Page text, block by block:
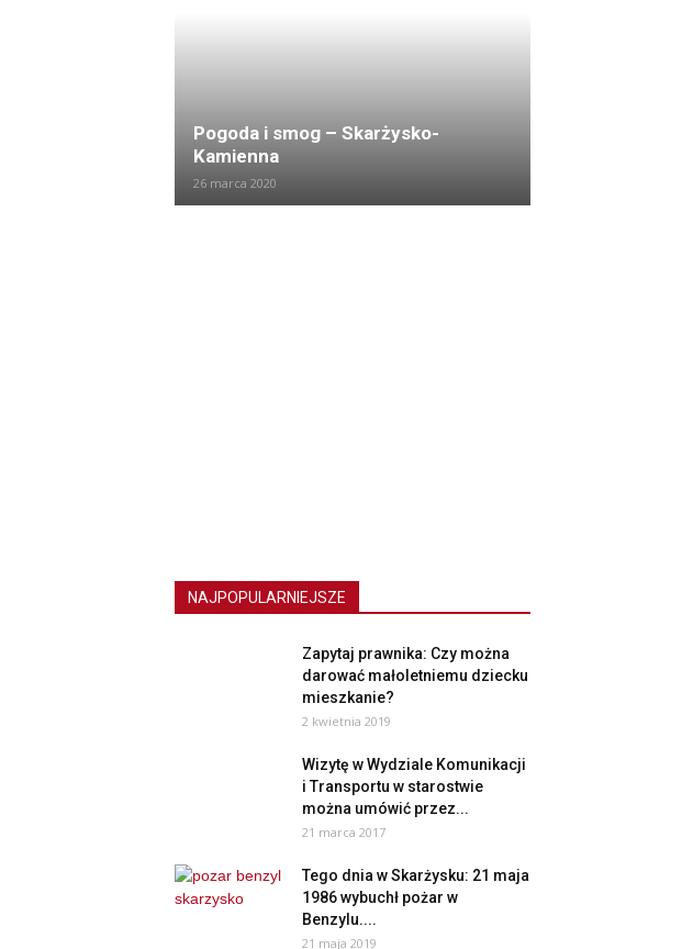
Pogoda i smog – Skarżysko-
Kamienna
26 marca 2020
NAJPOPULARNIEJSZE
Zapytaj prawnika: Czy można
darować małoletniemu dziecku
mieszkanie?
2 kwietnia 2019
Wizytę w Wydziale Komunikacji
i Transportu w starostwie
można umówić przez...
21 marca 2017
Tego dnia w Skarżysku: 21 maja
1986 wybuchł pożar w
Benzylu....
21 maja 2019